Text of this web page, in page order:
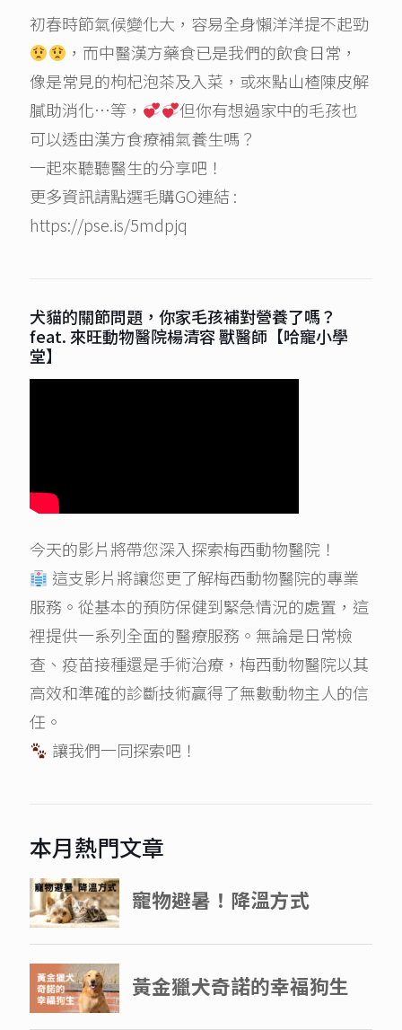
初春時節氣候變化大，容易全身懶洋洋提不起勁
，而中醫漢方藥食已是我們的飲食日常，
像是常見的枸杞泡茶及入菜，或來點山楂陳皮解
膩助消化…等，
但你有想過家中的毛孩也
可以透由漢方食療補氣養生嗎？
一起來聽聽醫生的分享吧！
更多資訊請點選毛購GO連結 :
https://pse.is/5mdpjq
犬貓的關節問題，你家毛孩補對營養了嗎？
feat. 來旺動物醫院楊清容 獸醫師【哈寵小學
堂】
今天的影片將帶您深入探索梅西動物醫院！
這支影片將讓您更了解梅西動物醫院的專業
服務。從基本的預防保健到緊急情況的處置，這
裡提供一系列全面的醫療服務。無論是日常檢
查、疫苗接種還是手術治療，梅西動物醫院以其
高效和準確的診斷技術贏得了無數動物主人的信
任。
讓我們一同探索吧！
本月熱門文章